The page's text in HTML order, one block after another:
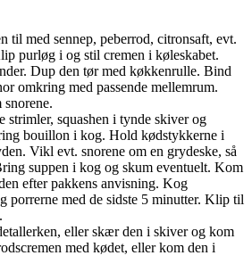
til med sennep, peberrod, citronsaft, evt.
purløg i og stil cremen i køleskabet.
Dup den tør med køkkenrulle. Bind
omkring med passende mellemrum.
strimler, squashen i tynde skiver og
bouillon i kog. Hold kødstykkerne i
Vikl evt. snorene om en grydeske, så
suppen i kog og skum eventuelt. Kom
efter pakkens anvisning. Kog
porrerne med de sidste 5 minutter. Klip til
eller skær den i skiver og kom
med kødet, eller kom den i